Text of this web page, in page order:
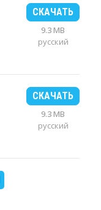
СКАЧАТЬ
9.3 MB
русский
СКАЧАТЬ
9.3 MB
русский